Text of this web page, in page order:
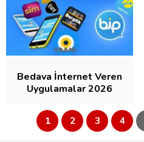
Bedava İnternet Veren
Uygulamalar 2026
1 2 3 4